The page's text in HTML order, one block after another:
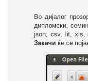
Во дијалог
дипломски,
json, csv, lit, xls,
Закачи ќе се